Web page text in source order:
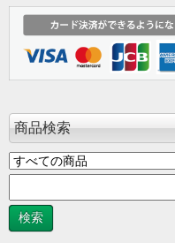
商品検索